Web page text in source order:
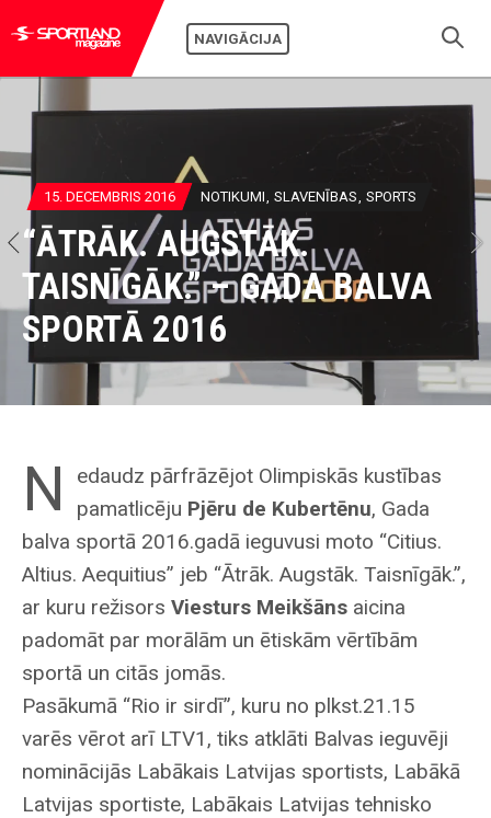
NAVIGĀCIJA
15. DECEMBRIS 2016 NOTIKUMI SLAVENĪBAS SPORTS
“ĀTRĀK. AUGSTĀK.
TAISNĪGĀK.” – GADA BALVA
SPORTĀ 2016
N
edaudz pārfrāzējot Olimpiskās kustības
pamatlicēju Pjēru de Kubertēnu, Gada
balva sportā 2016.gadā ieguvusi moto “Citius.
Altius. Aequitius” jeb “Ātrāk. Augstāk. Taisnīgāk.”,
ar kuru režisors Viesturs Meikšāns aicina
padomāt par morālām un ētiskām vērtībām
sportā un citās jomās.
Pasākumā “Rio ir sirdī”, kuru no plkst.21.15
varēs vērot arī LTV1, tiks atklāti Balvas ieguvēji
nominācijās Labākais Latvijas sportists, Labākā
Latvijas sportiste, Labākais Latvijas tehnisko